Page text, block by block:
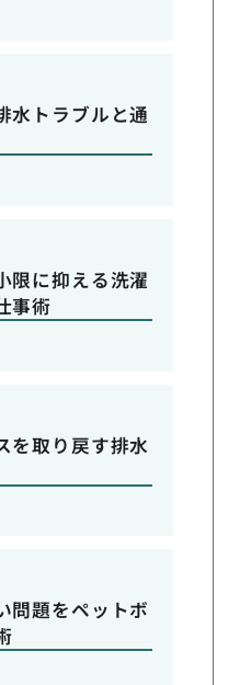
水トラブルと通
限に抑える洗濯
事術
を取り戻す排水
問題をペットボ